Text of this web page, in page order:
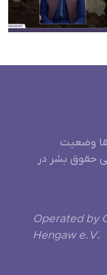
وضعیت
حقوق بشر در
Operated by
Hengaw e.V.